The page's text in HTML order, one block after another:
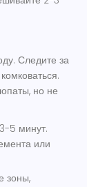
Следите за
но не
5 минут.
или
зоны,